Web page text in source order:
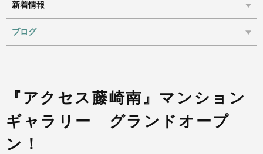
新着情報
ブログ
『アクセス藤崎南』マンション
ギャラリー グランドオープ
ン！